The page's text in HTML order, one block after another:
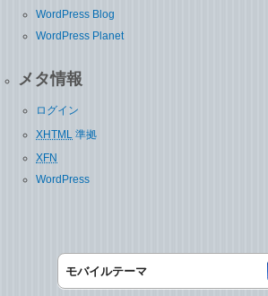
WordPress Blog
WordPress Planet
メタ情報
ログイン
XHTML 準拠
XFN
WordPress
モバイルテーマ